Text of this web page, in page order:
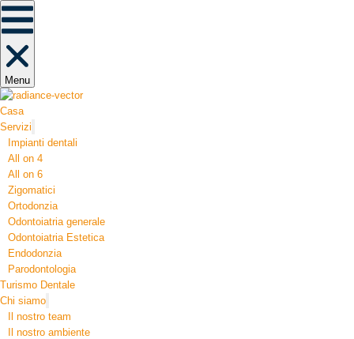
Menu
Casa
Servizi
Impianti dentali
All on 4
All on 6
Zigomatici
Ortodonzia​
Odontoiatria generale
Odontoiatria Estetica
Endodonzia
Parodontologia
Turismo Dentale
Chi siamo
Il nostro team
Il nostro ambiente